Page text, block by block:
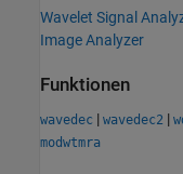
Wavelet Signal
Image Analyzer
Funktionen
wavedec | wavedec2 |
modwtmra